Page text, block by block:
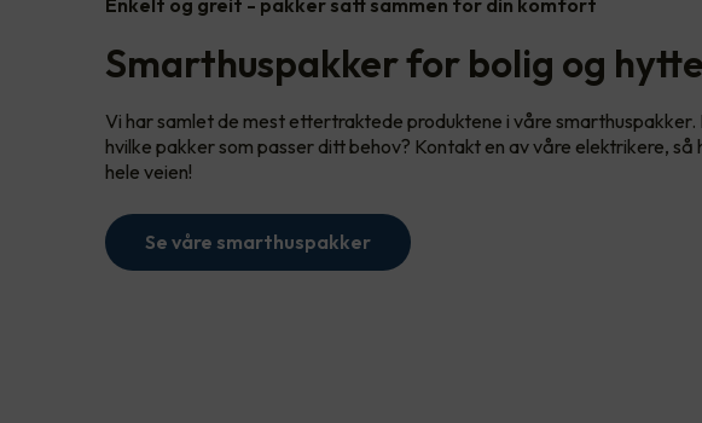
Enkelt og greit - pakker satt sammen for din komfort
Smarthuspakker for bolig og hytte
Vi har samlet de mest ettertraktede produktene i våre smarthuspakker.
hvilke pakker som passer ditt behov? Kontakt en av våre elektrikere, så
hele veien!
Se våre smarthuspakker